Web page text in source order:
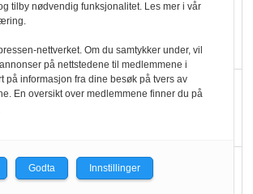
Blir enklere å velge
Kolonihagen sliter
Rapport: Økokundene
tilby nødvendig funksjonalitet. Les mer i vår
nettverket. Om du samtykker under, vil
på nettstedene til medlemmene i
på informasjon fra dine besøk på tvers av
En oversikt over medlemmene finner du på
Godta Innstillinger